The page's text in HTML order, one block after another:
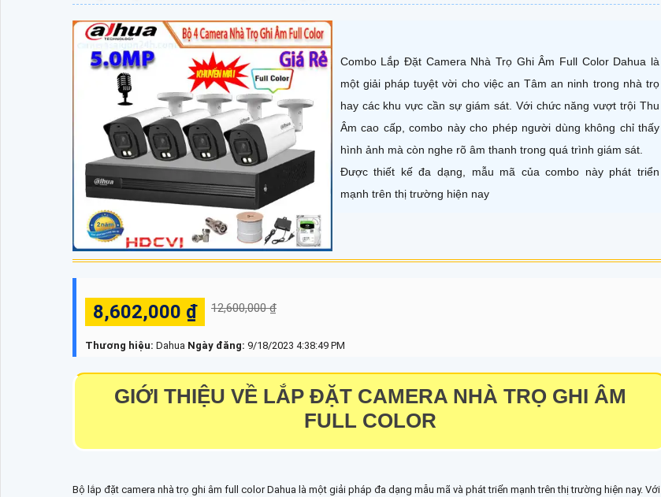
Combo Lắp Đặt Camera Nhà Trọ Ghi Âm Full Color Dahua là
một giải pháp tuyệt vời cho việc an Tâm an ninh trong nhà trọ
hay các khu vực cần sự giám sát. Với chức năng vượt trội Thu
Âm cao cấp, combo này cho phép người dùng không chỉ thấy
hình ảnh mà còn nghe rõ âm thanh trong quá trình giám sát.
Được thiết kế đa dạng, mẫu mã của combo này phát triển
mạnh trên thị trường hiện nay
8,602,000 ₫ 12,600,000 ₫
Thương hiệu: Dahua Ngày đăng: 9/18/2023 4:38:49 PM
GIỚI THIỆU VỀ LẮP ĐẶT CAMERA NHÀ TRỌ GHI ÂM
FULL COLOR
Bộ lắp đặt camera nhà trọ ghi âm full color Dahua là một giải pháp đa dạng mẫu mã và phát triển mạnh trên thị trường hiện nay. Với